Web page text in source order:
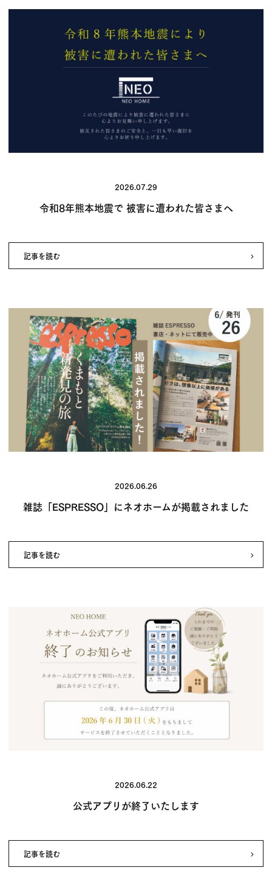
2026.07.29
令和8年熊本地震で 被害に遭われた皆さまへ
記事を読む
2026.06.26
雑誌「ESPRESSO」にネオホームが掲載されました
記事を読む
2026.06.22
公式アプリが終了いたします
記事を読む